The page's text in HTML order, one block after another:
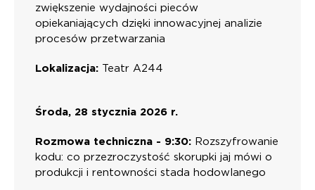
zwiększenie wydajności pieców
opiekaniających dzięki innowacyjnej analizie
procesów przetwarzania
Lokalizacja: Teatr A244
Środa, 28 stycznia 2026 r.
Rozmowa techniczna - 9:30: Rozszyfrowanie
kodu: co przezroczystość skorupki jaj mówi o
produkcji i rentowności stada hodowlanego